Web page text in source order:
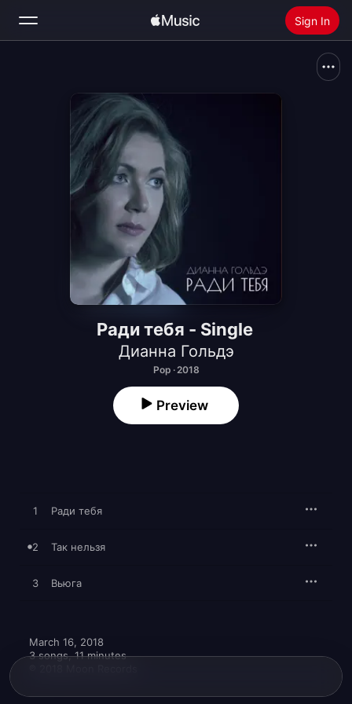
Sign In
Install Apple Music
Ради тебя - Single
Дианна Гольдэ
Pop · 2018
Preview
1 Ради тебя
2 Так нельзя
3 Вьюга
March 16, 2018
3 songs, 11 minutes